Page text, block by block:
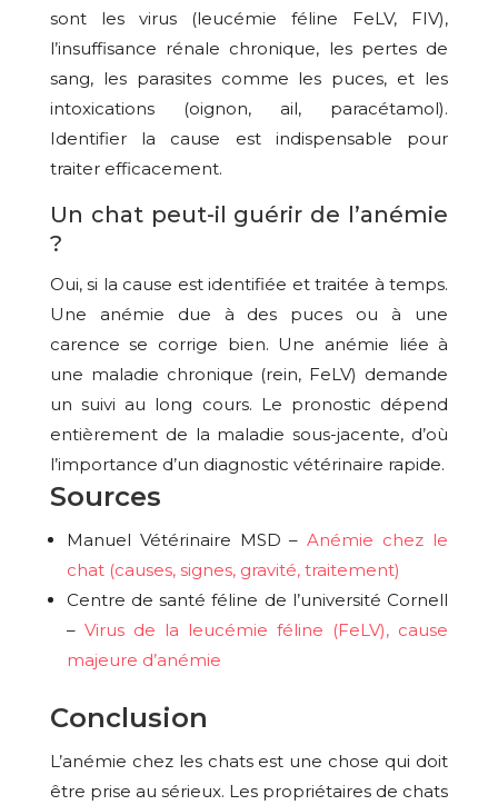
sont les virus (leucémie féline FeLV, FIV),
l’insuffisance rénale chronique, les pertes de
sang, les parasites comme les puces, et les
intoxications (oignon, ail, paracétamol).
Identifier la cause est indispensable pour
traiter efficacement.
Un chat peut-il guérir de l’anémie
?
Oui, si la cause est identifiée et traitée à temps.
Une anémie due à des puces ou à une
carence se corrige bien. Une anémie liée à
une maladie chronique (rein, FeLV) demande
un suivi au long cours. Le pronostic dépend
entièrement de la maladie sous-jacente, d’où
l’importance d’un diagnostic vétérinaire rapide.
Sources
Manuel Vétérinaire MSD –Anémie chez le
chat (causes, signes, gravité, traitement)
Centre de santé féline de l’université Cornell
– Virus de la leucémie féline (FeLV), cause
majeure d’anémie
Conclusion
L’anémie chez les chats est une chose qui doit
être prise au sérieux. Les propriétaires de chats